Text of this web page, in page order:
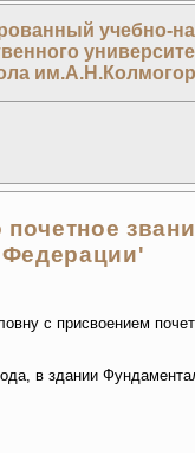
учебно-
с присвоением
в здании